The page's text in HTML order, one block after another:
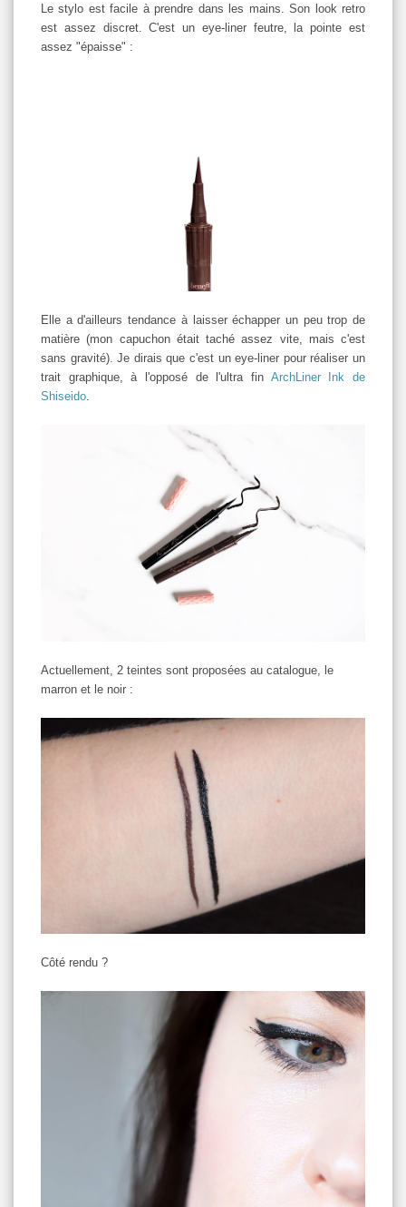
Le stylo est facile à prendre dans les mains. Son look retro
est assez discret. C'est un eye-liner feutre, la pointe est
assez "épaisse" :
Elle a d'ailleurs tendance à laisser échapper un peu trop de
matière (mon capuchon était taché assez vite, mais c'est
sans gravité). Je dirais que c'est un eye-liner pour réaliser un
trait graphique, à l'opposé de l'ultra fin ArchLiner Ink de
Shiseido.
Actuellement, 2 teintes sont proposées au catalogue, le
marron et le noir :
Côté rendu ?